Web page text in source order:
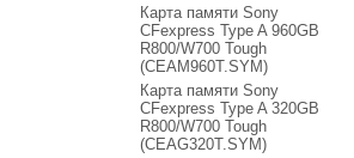
Карта памяти Sony
CFexpress Type A 960GB
R800/W700 Tough
(CEAM960T.SYM)
Карта памяти Sony
CFexpress Type A 320GB
R800/W700 Tough
(CEAG320T.SYM)